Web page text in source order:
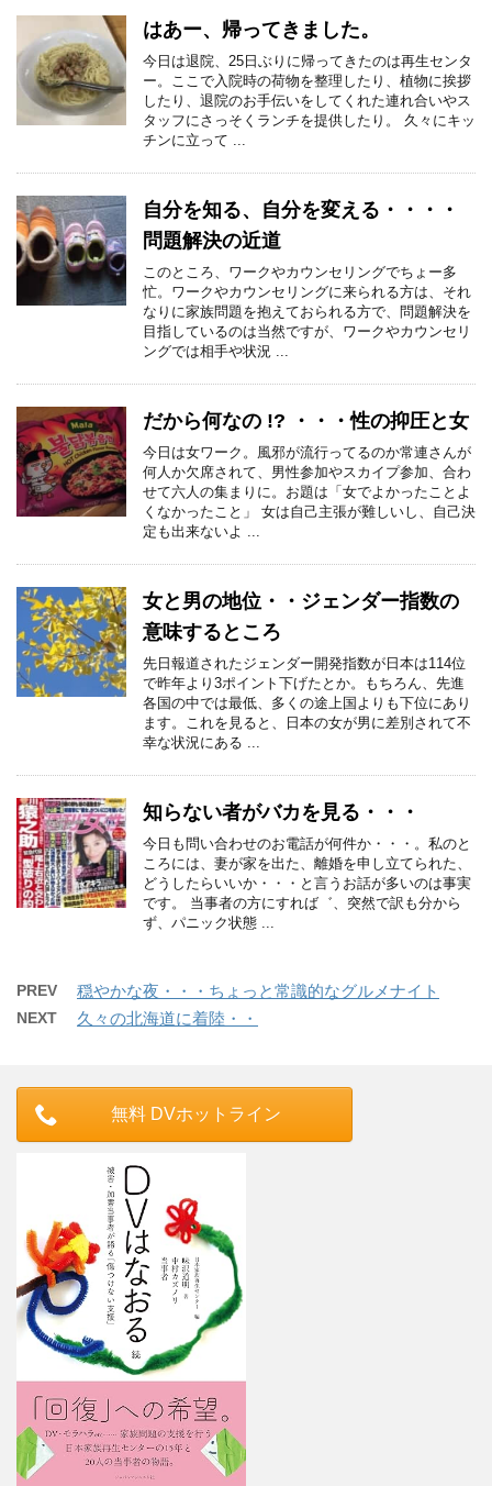
はあー、帰ってきました。
今日は退院、25日ぶりに帰ってきたのは再生センタ
ー。ここで入院時の荷物を整理したり、植物に挨拶
したり、退院のお手伝いをしてくれた連れ合いやス
タッフにさっそくランチを提供したり。 久々にキッ
チンに立って ...
自分を知る、自分を変える・・・・
問題解決の近道
このところ、ワークやカウンセリングでちょー多
忙。ワークやカウンセリングに来られる方は、それ
なりに家族問題を抱えておられる方で、問題解決を
目指しているのは当然ですが、ワークやカウンセリ
ングでは相手や状況 ...
だから何なの !? ・・・性の抑圧と女
今日は女ワーク。風邪が流行ってるのか常連さんが
何人か欠席されて、男性参加やスカイプ参加、合わ
せて六人の集まりに。お題は「女でよかったことよ
くなかったこと」 女は自己主張が難しいし、自己決
定も出来ないよ ...
女と男の地位・・ジェンダー指数の
意味するところ
先日報道されたジェンダー開発指数が日本は114位
で昨年より3ポイント下げたとか。もちろん、先進
各国の中では最低、多くの途上国よりも下位にあり
ます。これを見ると、日本の女が男に差別されて不
幸な状況にある ...
知らない者がバカを見る・・・
今日も問い合わせのお電話が何件か・・・。私のと
ころには、妻が家を出た、離婚を申し立てられた、
どうしたらいいか・・・と言うお話が多いのは事実
です。 当事者の方にすれば゛、突然で訳も分から
ず、パニック状態 ...
PREV 穏やかな夜・・・ちょっと常識的なグルメナイト
NEXT 久々の北海道に着陸・・
無料 DVホットライン